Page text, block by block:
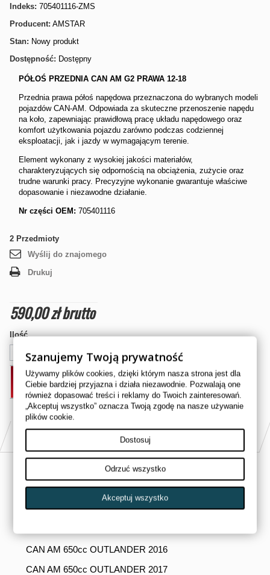
Indeks: 705401116-ZMS
Producent: AMSTAR
Stan: Nowy produkt
Dostępność: Dostępny
PÓŁOŚ PRZEDNIA CAN AM G2 PRAWA 12-18
Przednia prawa półoś napędowa przeznaczona do wybranych modeli
pojazdów CAN-AM. Odpowiada za skuteczne przenoszenie napędu
na koło, zapewniając prawidłową pracę układu napędowego oraz
komfort użytkowania pojazdu zarówno podczas codziennej
eksploatacji, jak i jazdy w wymagającym terenie.
Element wykonany z wysokiej jakości materiałów,
charakteryzujących się odpornością na obciążenia, zużycie oraz
trudne warunki pracy. Precyzyjne wykonanie gwarantuje właściwe
dopasowanie i niezawodne działanie.
Nr części OEM: 705401116
2 Przedmioty
Wyślij do znajomego
Drukuj
590,00 złbrutto
Ilość
DODAJ DO KOSZYKA
PASUJE DO
CAN AM 650cc OUTLANDER 2012
CAN AM 650cc OUTLANDER 2013
CAN AM 650cc OUTLANDER 2014
CAN AM 650cc OUTLANDER 2016
CAN AM 650cc OUTLANDER 2017
Szanujemy Twoją prywatność
Używamy plików cookies, dzięki którym nasza strona jest dla
Ciebie bardziej przyjazna i działa niezawodnie. Pozwalają one
również dopasować treści i reklamy do Twoich zainteresowań.
„Akceptuj wszystko” oznacza Twoją zgodę na nasze używanie
plików cookie.
Dostosuj
Odrzuć wszystko
Akceptuj wszystko